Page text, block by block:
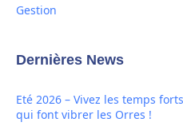
Gestion
Dernières News
Eté 2026 – Vivez les temps
qui font vibrer les Orres !